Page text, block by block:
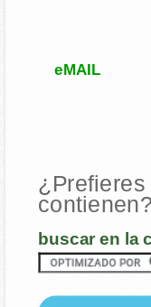
eMAIL
buscar en la